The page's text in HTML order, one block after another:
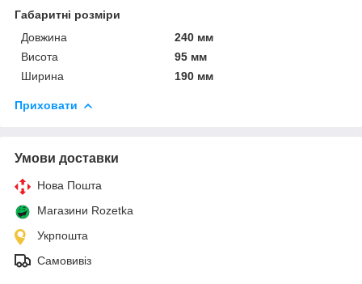
Габаритні розміри
Довжина
240 мм
Висота
95 мм
Ширина
190 мм
Приховати
Умови доставки
Нова Пошта
Магазини Rozetka
Укрпошта
Самовивіз